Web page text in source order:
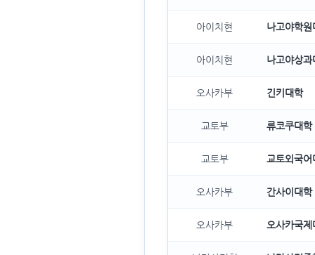
아이치현 나고야학원
아이치현 나고야상과
오사카부 긴키대학
교토부 류코쿠대학
교토부 교토외국어
오사카부 간사이대학
오사카부 오사카국제